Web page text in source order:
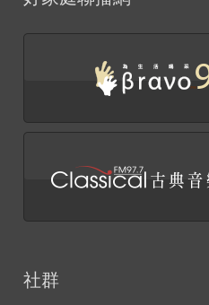
社群